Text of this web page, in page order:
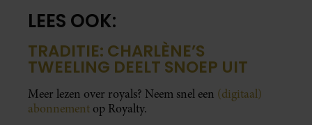
LEES OOK:
TRADITIE: CHARLÈNE’S
TWEELING DEELT SNOEP UIT
Meer lezen over royals? Neem snel een (digitaal)
abonnement op Royalty.